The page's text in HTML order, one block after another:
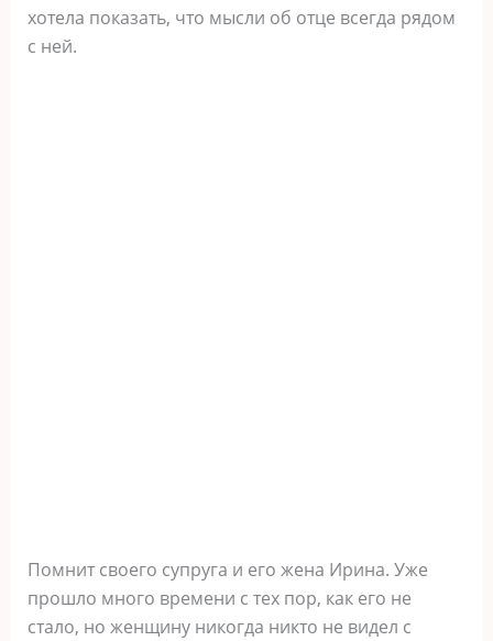
хотела показать, что мысли об отце всегда рядом
с ней.
Помнит своего супруга и его жена Ирина. Уже
прошло много времени с тех пор, как его не
стало, но женщину никогда никто не видел с